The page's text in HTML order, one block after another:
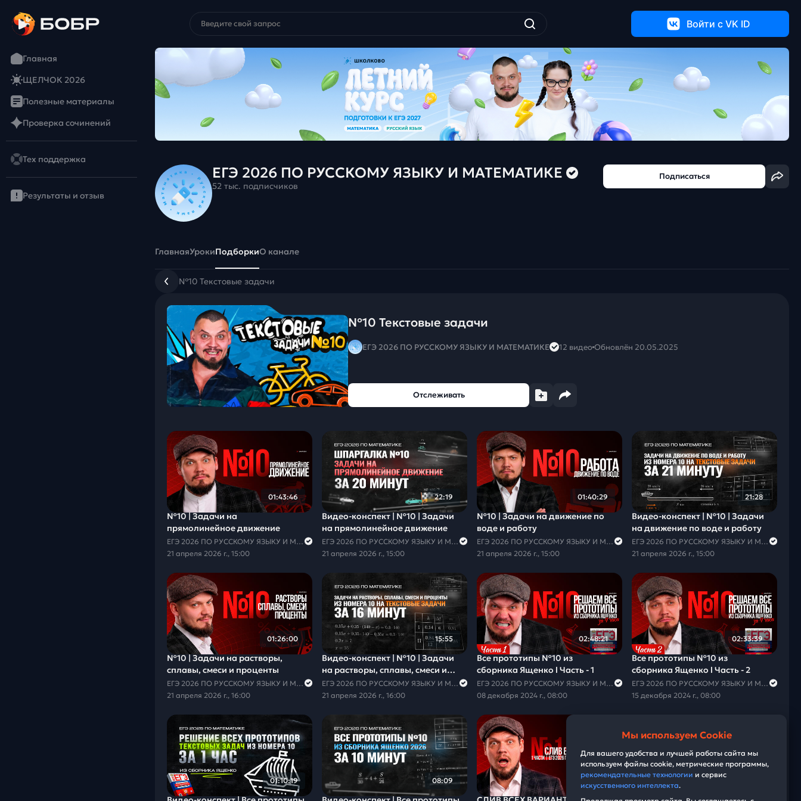
Войти c VK ID
Главная
ЩЕЛЧОК 2026
Полезные материалы
Проверка сочинений
Тех поддержка
Результаты и отзыв
ЕГЭ 2026 ПО РУССКОМУ ЯЗЫКУ И МАТЕМАТИКЕ
52 тыс. подписчиков
ГлавнаяУрокиПодборкиО канале
№10 Текстовые задачи
№10 Текстовые задачи
ЕГЭ 2026 ПО РУССКОМУ ЯЗЫКУ И МАТЕМАТИКЕ 12 видеоОбновлён 20.05.2025
Отслеживать
01:43:46
№10 | Задачи на
прямолинейное движение
21 апреля 2026 г., 15:00
22:19
Видео-конcпект | №10 | Задачи
на прямолинейное движение
21 апреля 2026 г., 15:00
01:40:29
№10 | Задачи на движение по
воде и работу
21 апреля 2026 г., 15:00
21:28
Видео-конспект | №10 | Задачи
на движение по воде и работу
21 апреля 2026 г., 15:00
01:26:00
№10 | Задачи на растворы,
сплавы, смеси и проценты
ЕГЭ 2026 ПО РУССКОМУ ЯЗЫКУ И МАТЕМАТИКЕ
21 апреля 2026 г., 16:00
15:55
Видео-конспект | №10 | Задачи
на растворы, сплавы, смеси и
проценты
ЕГЭ 2026 ПО РУССКОМУ ЯЗЫКУ И МАТЕМАТИКЕ
21 апреля 2026 г., 16:00
02:48:21
Все прототипы №10 из
сборника Ященко l Часть - 1
ЕГЭ 2026 ПО РУССКОМУ ЯЗЫКУ И МАТЕМАТИКЕ
08 декабря 2024 г., 08:00
02:33:39
Все прототипы №10 из
сборника Ященко l Часть - 2
ЕГЭ 2026 ПО РУССКОМУ ЯЗЫКУ И МАТЕМАТИКЕ
15 декабря 2024 г., 08:00
01:10:19 08:09 03:54:37
Мы используем Cookie
Для вашего удобства и лучшей работы сайта мы
используем файлы cookie, метрические программы,
рекомендательные технологии и сервис
искусственного интеллекта.